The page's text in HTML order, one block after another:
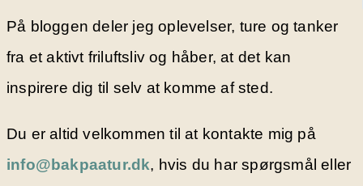
På bloggen deler jeg oplevelser, ture og tanker
fra et aktivt friluftsliv og håber, at det kan
inspirere dig til selv at komme af sted.
Du er altid velkommen til at kontakte mig på
info@bakpaatur.dk, hvis du har spørgsmål eller